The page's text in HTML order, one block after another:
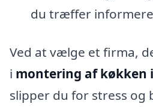
du træffer
Ved at vælge et firma,
i montering af køkken
slipper du for stress og